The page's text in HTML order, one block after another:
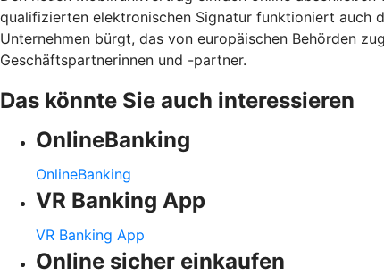
qualifizierten elektronischen Signatur funktioniert auch
Unternehmen bürgt, das von europäischen Behörden
Geschäftspartnerinnen und -partner.
Das könnte Sie auch interessieren
OnlineBanking
OnlineBanking
VR Banking App
VR Banking App
Online sicher einkaufen